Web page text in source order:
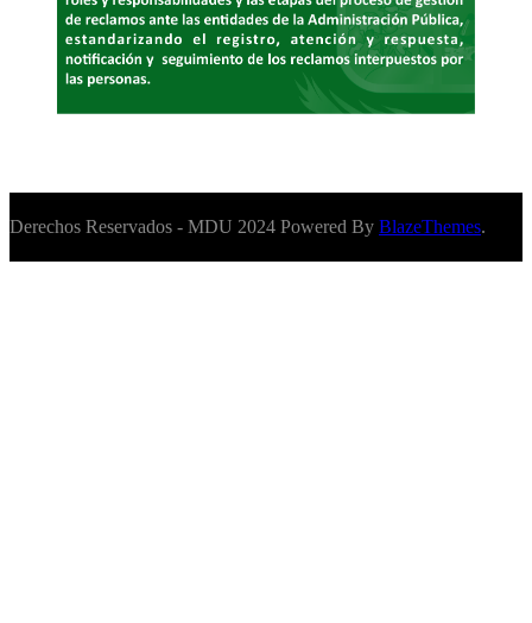
Derechos Reservados - MDU 2024 Powered By BlazeThemes.